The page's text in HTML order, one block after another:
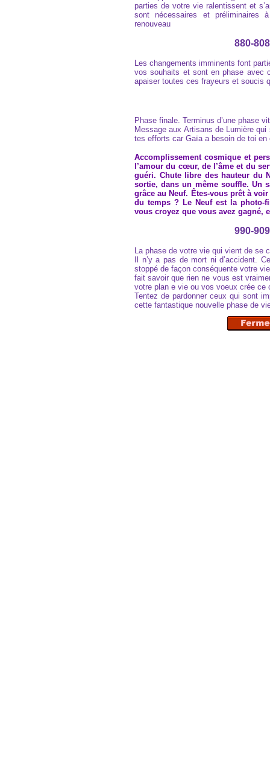
parties de votre vie ralentissent et
sont nécessaires et préliminaires
renouveau
880-
Les changements imminents font
vos souhaits et sont en phase avec
apaiser toutes ces frayeurs et soucis
Phase finale. Terminus d’une phase
Message aux Artisans de Lumière
tes efforts car Gaïa a besoin de toi en
Accomplissement cosmique et
l’amour du cœur, de l’âme et du
guéri. Chute libre des hauteur du
sortie, dans un même souffle. Un
grâce au Neuf. Êtes-vous prêt à
du temps ? Le Neuf est la
vous croyez que vous avez gagné,
990-
La phase de votre vie qui vient de se
Il n’y a pas de mort ni d’accident.
stoppé de façon conséquente votre
fait savoir que rien ne vous est
votre plan e vie ou vos voeux crée ce
Tentez de pardonner ceux qui sont
cette fantastique nouvelle phase de